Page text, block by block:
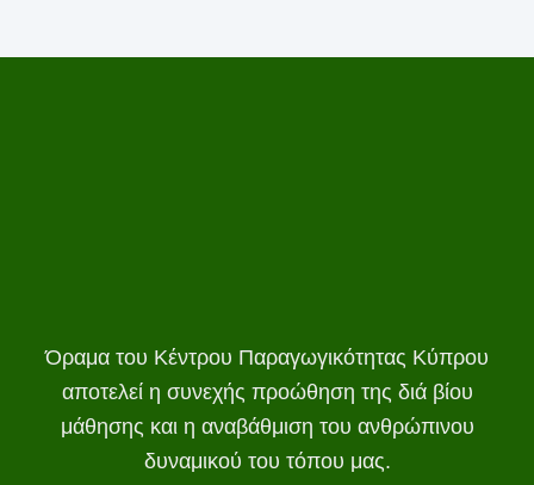
Όραμα του Κέντρου Παραγωγικότητας Κύπρου
αποτελεί η συνεχής προώθηση της διά βίου
μάθησης και η αναβάθμιση του ανθρώπινου
δυναμικού του τόπου μας.